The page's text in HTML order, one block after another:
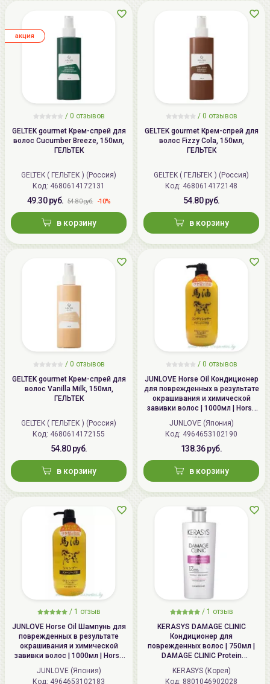
/ 0 отзывов
GELTEK gourmet Крем-спрей для
волос Cucumber Breeze, 150мл,
ГЕЛЬТЕК
GELTEK ( ГЕЛЬТЕК ) (Россия)
Код: 4680614172131
49.30 руб. 54.80 руб. -10%
в корзину
aкция
/ 0 отзывов
GELTEK gourmet Крем-спрей для
волос Fizzy Cola, 150мл,
ГЕЛЬТЕК
GELTEK ( ГЕЛЬТЕК ) (Россия)
Код: 4680614172148
54.80 руб.
в корзину
/ 0 отзывов
GELTEK gourmet Крем-спрей для
волос Vanilla Milk, 150мл,
ГЕЛЬТЕК
GELTEK ( ГЕЛЬТЕК ) (Россия)
Код: 4680614172155
54.80 руб.
в корзину
/ 0 отзывов
JUNLOVE Horse Oil Кондиционер
для поврежденных в результате
окрашивания и химической
завивки волос | 1000мл | Horse
Oil Conditioner
JUNLOVE (Япония)
Код: 4964653102190
138.36 руб.
в корзину
/ 1 отзыв
JUNLOVE Horse Oil Шампунь для
поврежденных в результате
окрашивания и химической
завивки волос | 1000мл | Horse
Oil Shampoo
JUNLOVE (Япония)
Код: 4964653102183
/ 1 отзыв
KERASYS DAMAGE CLINIC
Кондиционер для
поврежденных волос | 750мл |
DAMAGE CLINIC Protein
Conditioner
KERASYS (Корея)
Код: 8801046902028